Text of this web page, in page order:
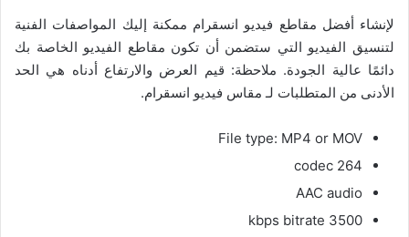
لإنشاء أفضل مقاطع فيديو انسقرام ممكنة إليك المواصفات الفنية
لتنسيق الفيديو التي ستضمن أن تكون مقاطع الفيديو الخاصة بك
دائمًا عالية الجودة. ملاحظة: قيم العرض والارتفاع أدناه هي الحد
الأدنى من المتطلبات لـ مقاس فيديو انسقرام.
File type: MP4 or MOV
264 codec
AAC audio
3500 kbps bitrate